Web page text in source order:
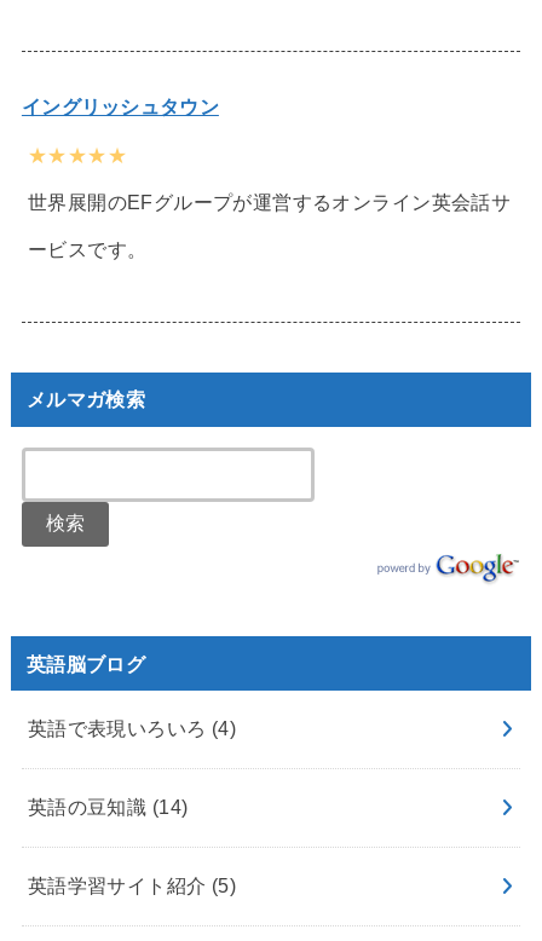
イングリッシュタウン
★★★★★
世界展開のEFグループが運営するオンライン英会話サ
ービスです。
メルマガ検索
英語脳ブログ
英語で表現いろいろ (4)
英語の豆知識 (14)
英語学習サイト紹介 (5)